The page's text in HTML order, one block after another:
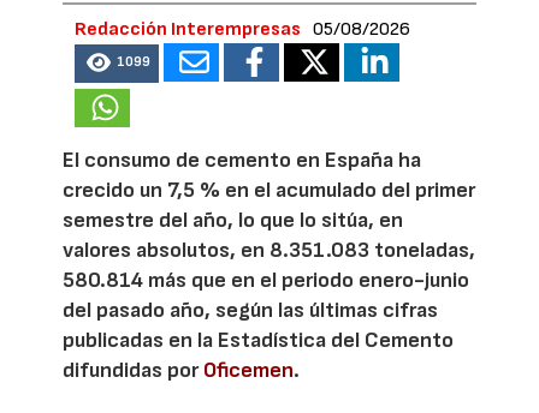
Redacción Interempresas 05/08/2026
1099
El consumo de cemento en España ha
crecido un 7,5 % en el acumulado del primer
semestre del año, lo que lo sitúa, en
valores absolutos, en 8.351.083 toneladas,
580.814 más que en el periodo enero-junio
del pasado año, según las últimas cifras
publicadas en la Estadística del Cemento
difundidas porOficemen.